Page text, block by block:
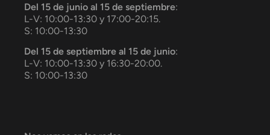
Del 15 de junio al 15 de septiembre:
L-V: 10:00-13:30 y 17:00-20:15.
S: 10:00-13:30
Del 15 de septiembre al 15 de junio:
L-V: 10:00-13:30 y 16:30-20:00.
S: 10:00-13:30